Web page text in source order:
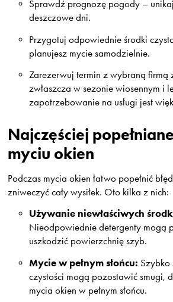
Sprawdź prognozę pogody –
deszczowe dni.
Przygotuj odpowiednie środki
planujesz mycie samodzielnie.
Zarezerwuj termin z wybraną firmą
zwłaszcza w sezonie wiosennym i
zapotrzebowanie na usługi jest
Najczęściej
myciu okien
Podczas mycia okien łatwo popełnić
zniweczyć cały wysiłek. Oto kilka z nich:
Używanie niewłaściwych
Nieodpowiednie detergenty mogą
uszkodzić powierzchnię szyb.
Mycie w pełnym słońcu: Szybko
czystości mogą pozostawić smugi,
mycia okien w pełnym słońcu.